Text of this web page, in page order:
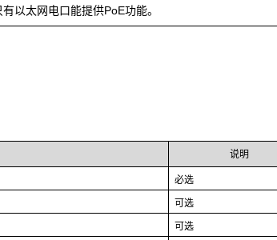
以太网电口能提供PoE功能。
说明
必选
可选
可选